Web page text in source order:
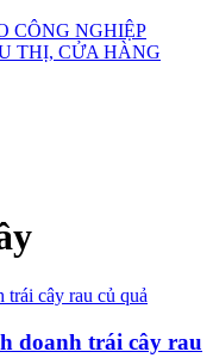
CÔNG NGHIỆP
THỊ, CỬA HÀNG
doanh trái cây rau